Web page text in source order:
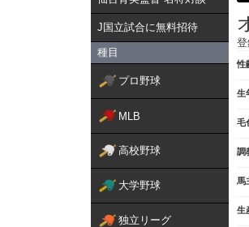
J国立試合に無料招待
種目
プロ野球
MLB
高校野球
大学野球
独立リーグ
性
生
毛
調
馬
生